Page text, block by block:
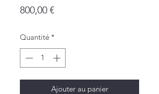
800,00 €Prix
Quantité *
Ajouter au panier